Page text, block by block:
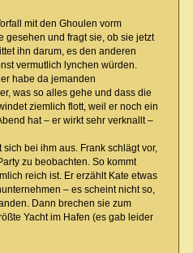
mit den Ghoulen vorm
gesehen und fragt sie, ob sie jetzt
ihn darum, es den anderen
vermutlich lynchen würden.
habe da jemanden
was so alles gehe und dass die
ziemlich flott, weil er noch ein
hat – er wirkt sehr verknallt –
bei ihm aus. Frank schlägt vor,
zu beobachten. So kommt
reich ist. Er erzählt Kate etwas
– es scheint nicht so,
Dann brechen sie zum
Yacht im Hafen (es gab leider